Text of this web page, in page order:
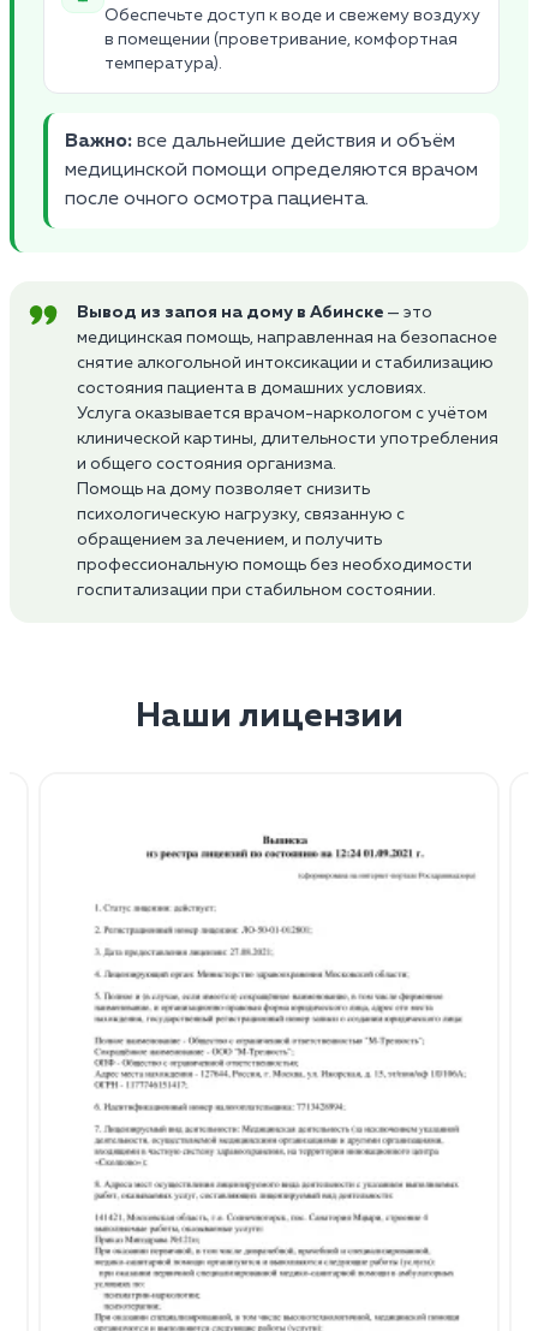
Обеспечьте доступ к воде и свежему воздуху
в помещении (проветривание, комфортная
температура).
Важно: все дальнейшие действия и объём
медицинской помощи определяются врачом
после очного осмотра пациента.
Вывод из запоя на дому в Абинске — это
медицинская помощь, направленная на безопасное
снятие алкогольной интоксикации и стабилизацию
состояния пациента в домашних условиях.
Услуга оказывается врачом-наркологом с учётом
клинической картины, длительности употребления
и общего состояния организма.
Помощь на дому позволяет снизить
психологическую нагрузку, связанную с
обращением за лечением, и получить
профессиональную помощь без необходимости
госпитализации при стабильном состоянии.
Наши лицензии